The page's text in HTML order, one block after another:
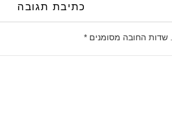
כתיבת תגובה
שדות החובה מסומנים *